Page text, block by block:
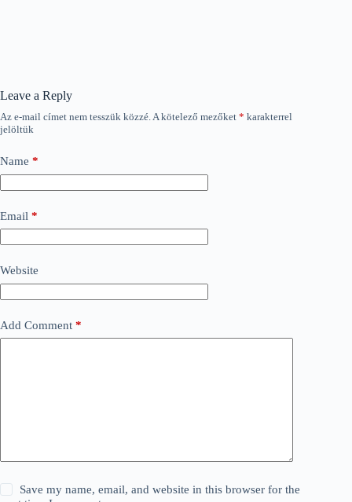
Leave a Reply
Az e-mail címet nem tesszük közzé.A kötelező mezőket * karakterrel
jelöltük
Name *
Email *
Website
Add Comment *
Save my name, email, and website in this browser for the